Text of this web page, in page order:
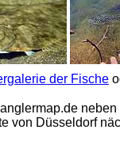
der Fische
anglermap.de neben
von Düsseldorf